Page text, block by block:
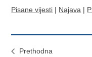
Pisane vijesti | Najava |
Prethodna